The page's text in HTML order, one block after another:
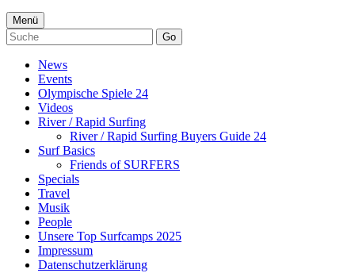
Menü
Go
News
Events
Olympische Spiele 24
Videos
River / Rapid Surfing
River / Rapid Surfing Buyers Guide 24
Surf Basics
Friends of SURFERS
Specials
Travel
Musik
People
Unsere Top Surfcamps 2025
Impressum
Datenschutzerklärung